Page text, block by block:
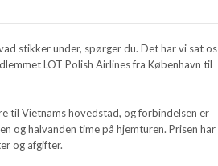
stikker under, spørger du. Det har vi sat os
LOT Polish Airlines fra København til
til Vietnams hovedstad, og forbindelsen er
og halvanden time på hjemturen. Prisen har
og afgifter.